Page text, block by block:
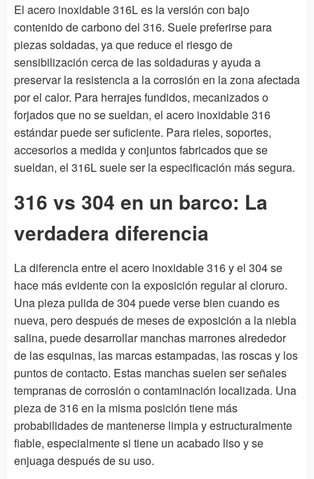
El acero inoxidable 316L es la versión con bajo
contenido de carbono del 316. Suele preferirse para
piezas soldadas, ya que reduce el riesgo de
sensibilización cerca de las soldaduras y ayuda a
preservar la resistencia a la corrosión en la zona afectada
por el calor. Para herrajes fundidos, mecanizados o
forjados que no se sueldan, el acero inoxidable 316
estándar puede ser suficiente. Para rieles, soportes,
accesorios a medida y conjuntos fabricados que se
sueldan, el 316L suele ser la especificación más segura.
316 vs 304 en un barco: La
verdadera diferencia
La diferencia entre el acero inoxidable 316 y el 304 se
hace más evidente con la exposición regular al cloruro.
Una pieza pulida de 304 puede verse bien cuando es
nueva, pero después de meses de exposición a la niebla
salina, puede desarrollar manchas marrones alrededor
de las esquinas, las marcas estampadas, las roscas y los
puntos de contacto. Estas manchas suelen ser señales
tempranas de corrosión o contaminación localizada. Una
pieza de 316 en la misma posición tiene más
probabilidades de mantenerse limpia y estructuralmente
fiable, especialmente si tiene un acabado liso y se
enjuaga después de su uso.